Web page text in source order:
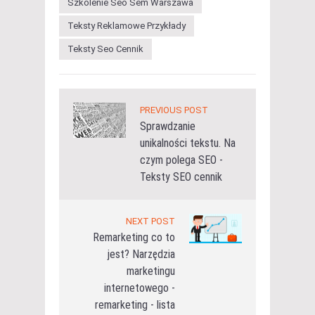
Szkolenie Seo Sem Warszawa
Teksty Reklamowe Przykłady
Teksty Seo Cennik
PREVIOUS POST
Sprawdzanie
unikalności tekstu. Na
czym polega SEO -
Teksty SEO cennik
NEXT POST
Remarketing co to
jest? Narzędzia
marketingu
internetowego -
remarketing - lista